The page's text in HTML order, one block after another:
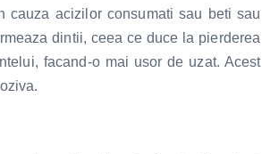
cauza acizilor consumati sau beti sau
dintii, ceea ce duce la pierderea
facand-o mai usor de uzat. Acest